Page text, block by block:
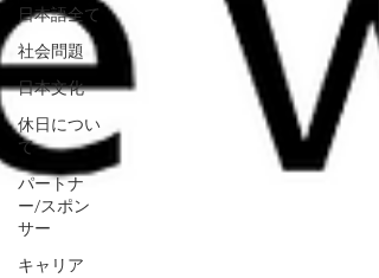
日本語全て
社会問題
日本文化
休日につい
て
パートナ
ー/スポン
サー
キャリア